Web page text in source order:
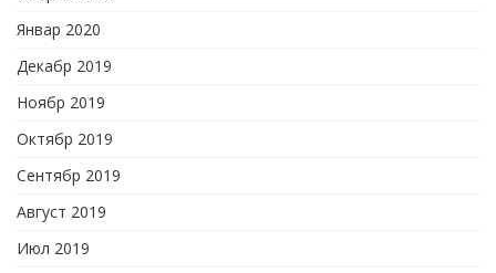
Январ 2020
Декабр 2019
Ноябр 2019
Октябр 2019
Сентябр 2019
Август 2019
Июл 2019